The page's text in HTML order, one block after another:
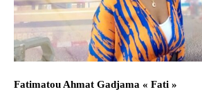
Fatimatou Ahmat Gadjama « Fati »